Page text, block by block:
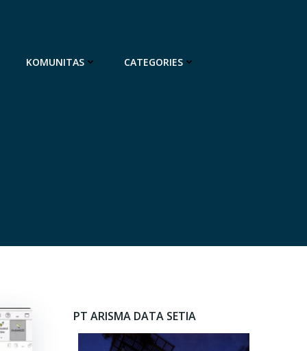
KOMUNITAS CATEGORIES
PT ARISMA DATA SETIA